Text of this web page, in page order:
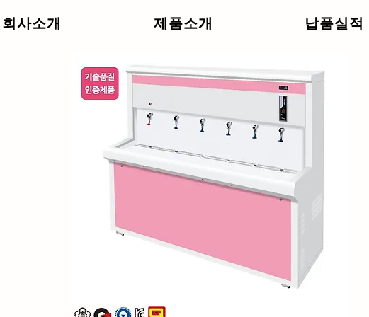
회사소개 제품소개 납품실적